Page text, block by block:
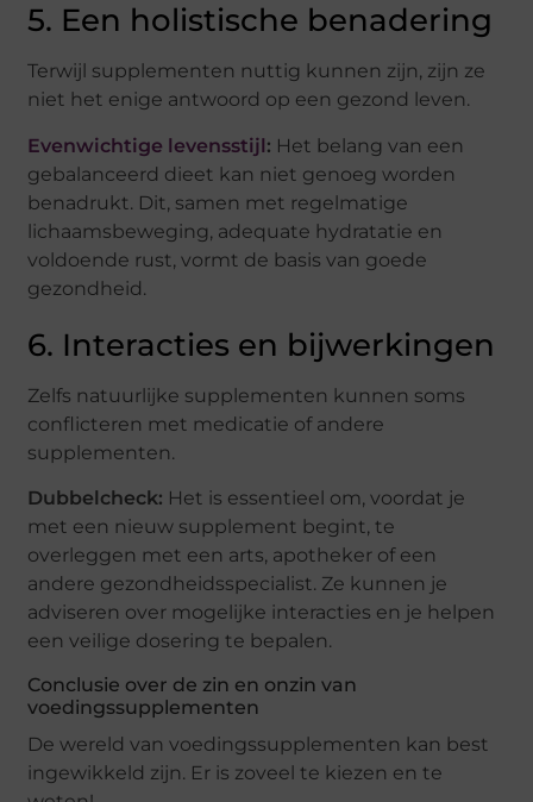
5. Een holistische benadering
Terwijl supplementen nuttig kunnen zijn, zijn ze
niet het enige antwoord op een gezond leven.
Evenwichtige levensstijl: Het belang van een
gebalanceerd dieet kan niet genoeg worden
benadrukt. Dit, samen met regelmatige
lichaamsbeweging, adequate hydratatie en
voldoende rust, vormt de basis van goede
gezondheid.
6. Interacties en bijwerkingen
Zelfs natuurlijke supplementen kunnen soms
conflicteren met medicatie of andere
supplementen.
Dubbelcheck: Het is essentieel om, voordat je
met een nieuw supplement begint, te
overleggen met een arts, apotheker of een
andere gezondheidsspecialist. Ze kunnen je
adviseren over mogelijke interacties en je helpen
een veilige dosering te bepalen.
Conclusie over de zin en onzin van
voedingssupplementen
De wereld van voedingssupplementen kan best
ingewikkeld zijn. Er is zoveel te kiezen en te